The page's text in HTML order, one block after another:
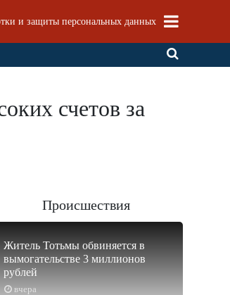
и защиты персональных данных
счетов за
Происшествия
вчера
Житель Тотьмы обвиняется в
вымогательстве 3 миллионов
рублей